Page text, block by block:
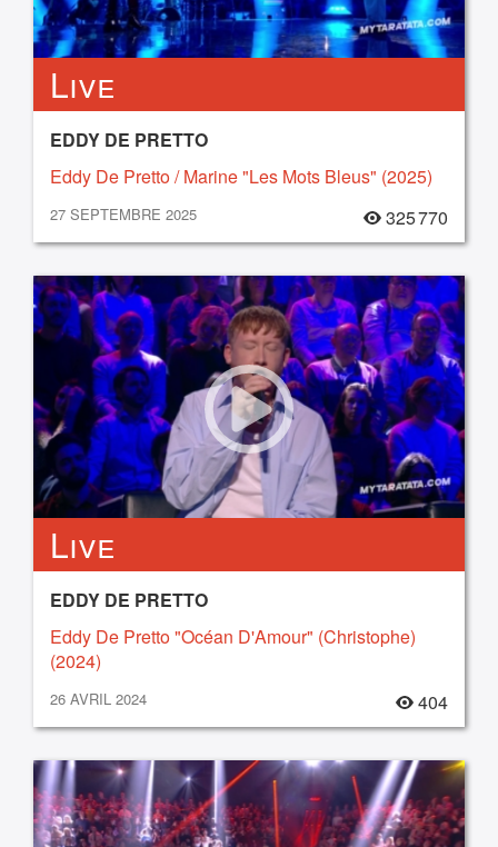
Live
EDDY DE PRETTO
Eddy De Pretto / Marine "Les Mots Bleus" (2025)
27 SEPTEMBRE 2025 325 770
Live
EDDY DE PRETTO
Eddy De Pretto "Océan D'Amour" (Christophe)
(2024)
26 AVRIL 2024 404